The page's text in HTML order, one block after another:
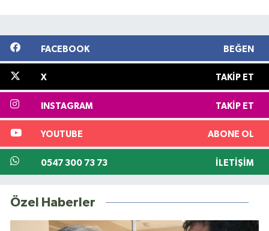
FACEBOOK BEĞEN
X TAKIP ET
INSTAGRAM TAKIP ET
YOUTUBE ABONE OL
0547 300 73 73 İLETIŞIM
Özel Haberler